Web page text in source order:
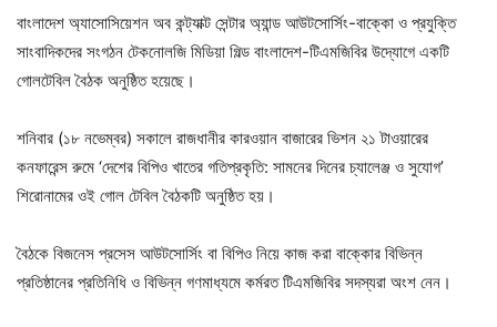
বাংলাদেশ অ্যাসোসিয়েশন অব কন্ট্যাক্ট সেন্টার অ্যান্ড আউটসোর্সিং-বাক্কো ও প্রযুক্তি
সাংবাদিকদের সংগঠন টেকনোলজি মিডিয়া গিল্ড বাংলাদেশ-টিএমজিবির উদ্যোগে একটি
গোলটেবিল বৈঠক অনুষ্ঠিত হয়েছে।
শনিবার (১৮ নভেম্বর) সকালে রাজধানীর কারওয়ান বাজারের ভিশন ২১ টাওয়ারের
কনফারেন্স রুমে ‘দেশের বিপিও খাতের গতিপ্রকৃতি: সামনের দিনের চ্যালেঞ্জ ও সুযোগ’
শিরোনামের ওই গোল টেবিল বৈঠকটি অনুষ্ঠিত হয়।
বৈঠকে বিজনেস প্রসেস আউটসোর্সিং বা বিপিও নিয়ে কাজ করা বাক্কোর বিভিন্ন
প্রতিষ্ঠানের প্রতিনিধি ও বিভিন্ন গণমাধ্যমে কর্মরত টিএমজিবির সদস্যরা অংশ নেন।